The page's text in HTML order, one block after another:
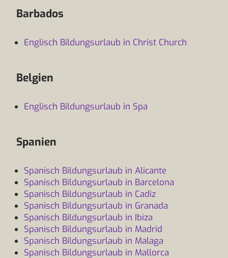
Barbados
Englisch Bildungsurlaub in Christ Church
Belgien
Englisch Bildungsurlaub in Spa
Spanien
Spanisch Bildungsurlaub in Alicante
Spanisch Bildungsurlaub in Barcelona
Spanisch Bildungsurlaub in Cadiz
Spanisch Bildungsurlaub in Granada
Spanisch Bildungsurlaub in Ibiza
Spanisch Bildungsurlaub in Madrid
Spanisch Bildungsurlaub in Malaga
Spanisch Bildungsurlaub in Mallorca